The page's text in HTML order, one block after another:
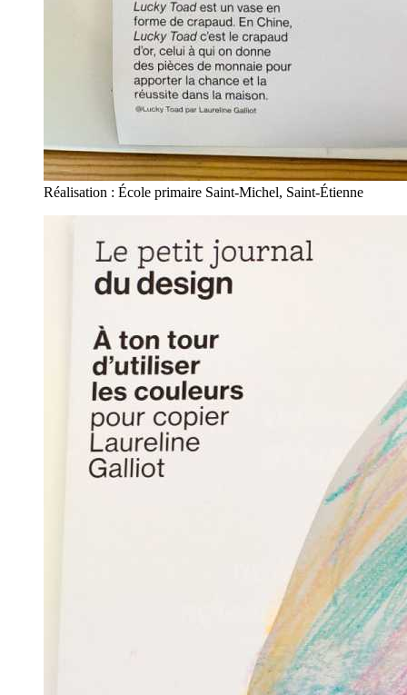
Réalisation : École primaire Saint-Michel, Saint-Étienne